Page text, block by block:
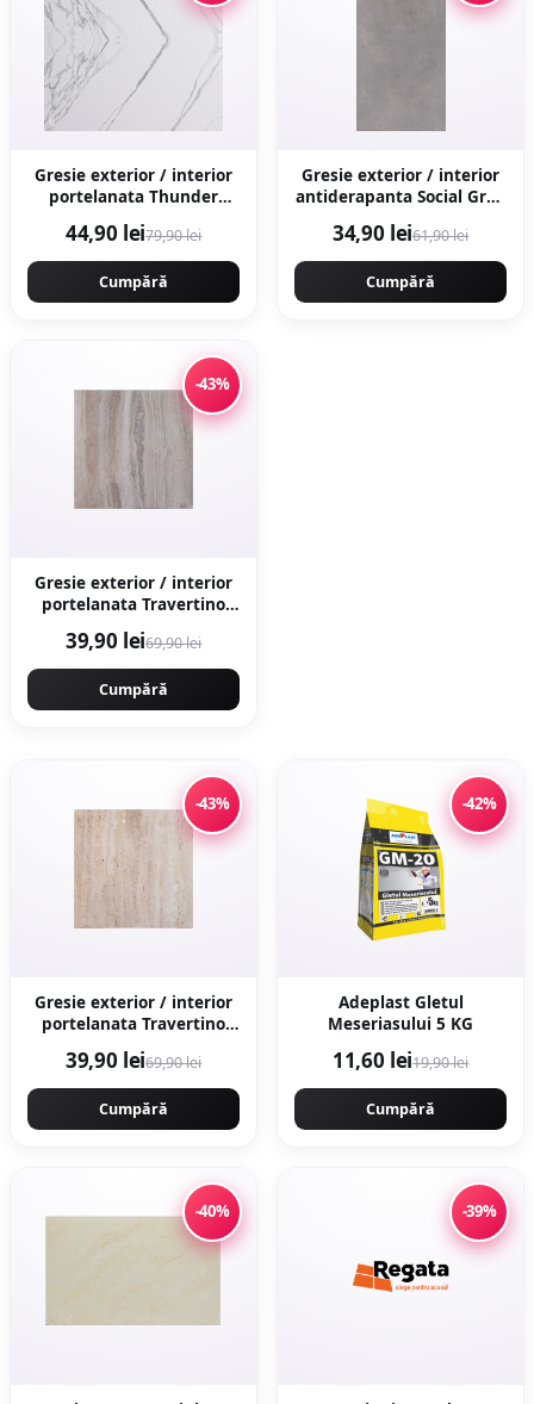
Gresie exterior / interior
portelanata Thunder
120 cm lucioasa
rectificata tip marmura
44,90 lei79,90 lei
Cumpără
Gresie exterior / interior
antiderapanta Social Grey
ciment
34,90 lei61,90 lei
Cumpără
-43%
Gresie exterior / interior
portelanata Travertino
rectificata tip piatra
naturala
39,90 lei69,90 lei
Cumpără
-43%
Gresie exterior / interior
portelanata Travertino
lucioasa rectificata tip
piatra naturala
39,90 lei69,90 lei
Cumpără
-42%
Adeplast Gletul
Meseriasului 5 KG
11,60 lei19,90 lei
Cumpără
-40% -39%